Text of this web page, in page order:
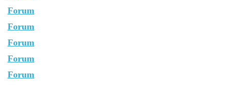
Forum
Forum
Forum
Forum
Forum